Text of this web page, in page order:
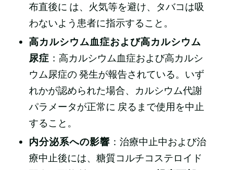
布直後に は、火気等を避け、タバコは吸
わないよう患者に指示すること。
高カルシウム血症および高カルシウム
尿症 ：高カルシウム血症および高カルシ
ウム尿症の 発生が報告されている。いず
れかが認められた場合、カルシウム代謝
パラメータが正常に 戻るまで使用を中止
すること。
内分泌系への影響 ：治療中止中および治
療中止後には、糖質コルチコステロイド